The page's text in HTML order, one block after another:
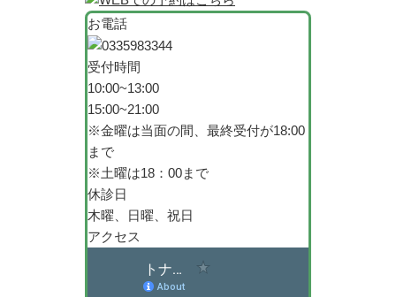
お電話
受付時間
10:00~13:00
15:00~21:00
※金曜は当面の間、最終受付が18:00
まで
※土曜は18：00まで
休診日
木曜、日曜、祝日
アクセス